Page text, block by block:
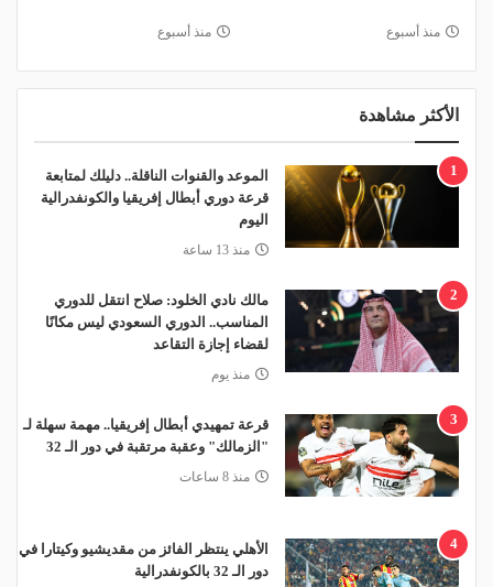
منذ أسبوع منذ أسبوع
الأكثر مشاهدة
1
الموعد والقنوات الناقلة.. دليلك لمتابعة
قرعة دوري أبطال إفريقيا والكونفدرالية
اليوم
منذ 13 ساعة
2
مالك نادي الخلود: صلاح انتقل للدوري
المناسب.. الدوري السعودي ليس مكانًا
لقضاء إجازة التقاعد
منذ يوم
3
قرعة تمهيدي أبطال إفريقيا.. مهمة سهلة لـ
"الزمالك" وعقبة مرتقبة في دور الـ 32
منذ 8 ساعات
4
الأهلي ينتظر الفائز من مقديشيو وكيتارا في
دور الـ 32 بالكونفدرالية